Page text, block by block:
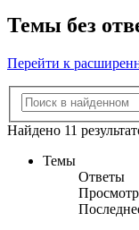
Темы без
Перейти к
Найдено 11
Темы
Ответы